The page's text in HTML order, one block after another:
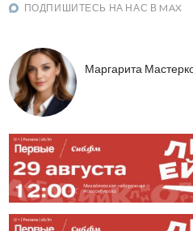
ПОДПИШИТЕСЬ НА НАС В MAX
Маргарита